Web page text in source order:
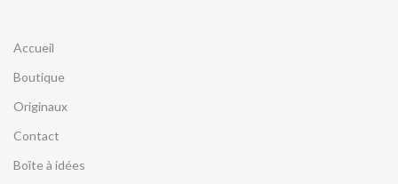
Accueil
Boutique
Originaux
Contact
Boîte à idées